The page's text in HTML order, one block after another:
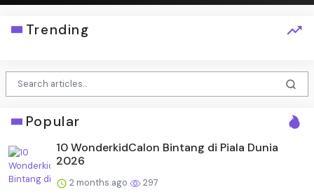
Trending
Popular
10 WonderkidCalon Bintang di Piala Dunia
2026
2 months ago 297